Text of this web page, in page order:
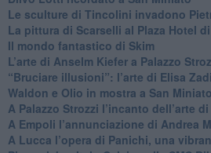
​Le sculture di Tincolini invadono
La pittura di Scarselli al Plaza Hotel
​Il mondo fantastico di Skim
​L’arte di Anselm Kiefer a Palazzo
​“Bruciare illusioni”: l’arte di Elisa Zadi
​Waldon e Olio in mostra a San Miniato
​A Palazzo Strozzi l’incanto dell’arte
​A Empoli l’annunciazione di Andrea
A Lucca l’opera di Panichi, una